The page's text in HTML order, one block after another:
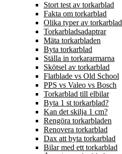
Stort test av torkarblad
Fakta om torkarblad
Olika typer av torkarblad
Torkarbladsadaptrar
Mäta torkarbladen
Byta torkarblad
Ställa in torkararmarna
Skötsel av torkarblad
Flatblade vs Old School
PPS vs Valeo vs Bosch
Torkarblad till elbilar
Byta 1 st torkarblad?
Kan det skilja 1 cm?
Rengöra torkarbladen
Renovera torkarblad
Dax att byta torkarblad
Bilar med ett torkarblad